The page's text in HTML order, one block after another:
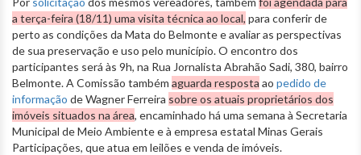
a terça-feira (18/11) uma visita técnica ao local, para conferir de
perto as condições da Mata do Belmonte e avaliar as perspectivas
de sua preservação e uso pelo município. O encontro dos
participantes será às 9h, na Rua Jornalista Abrahão Sadi, 380, bairro
Belmonte. A Comissão também aguarda resposta ao pedido de
informação de Wagner Ferreira sobre os atuais proprietários dos
imóveis situados na área, encaminhado há uma semana à Secretaria
Municipal de Meio Ambiente e à empresa estatal Minas Gerais
Participações, que atua em leilões e venda de imóveis.